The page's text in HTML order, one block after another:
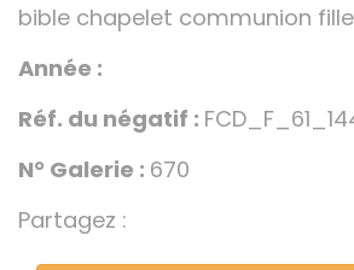
bible chapelet communion
Année :
Réf. du négatif :
N° Galerie : 670
Partagez :